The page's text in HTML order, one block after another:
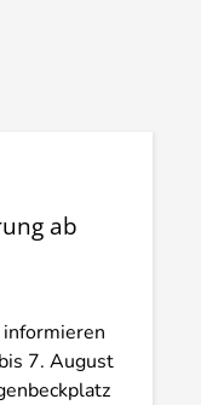
ab
7. August